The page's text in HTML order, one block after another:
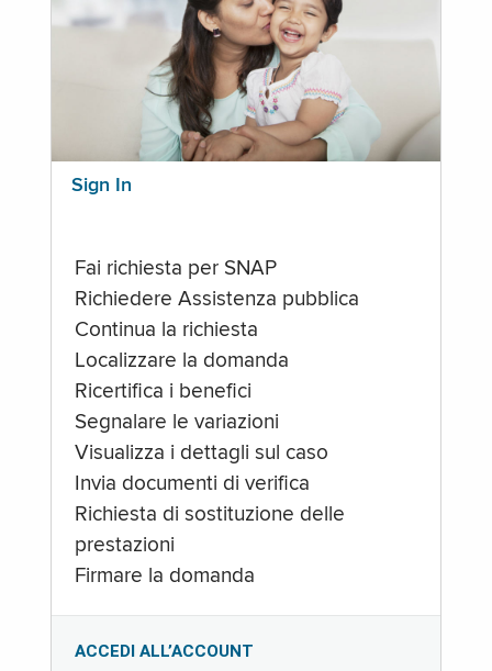
Sign In
Fai richiesta per SNAP
Richiedere Assistenza pubblica
Continua la richiesta
Localizzare la domanda
Ricertifica i benefici
Segnalare le variazioni
Visualizza i dettagli sul caso
Invia documenti di verifica
Richiesta di sostituzione delle
prestazioni
Firmare la domanda
ACCEDI ALL’ACCOUNT